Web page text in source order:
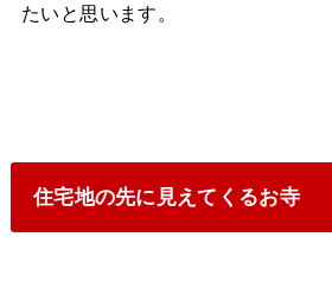
たいと思います。
住宅地の先に見えてくるお寺